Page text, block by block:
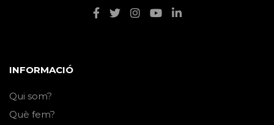
INFORMACIÓ
Qui som?
Què fem?